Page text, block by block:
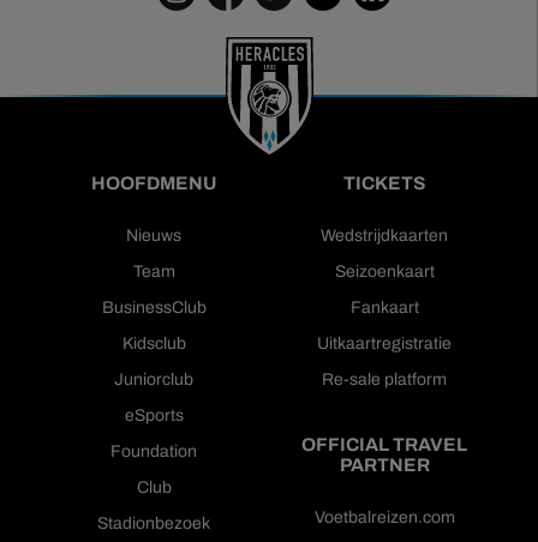
HOOFDMENU
Nieuws
Team
BusinessClub
Kidsclub
Juniorclub
eSports
Foundation
Club
Stadionbezoek
TICKETS
Wedstrijdkaarten
Seizoenkaart
Fankaart
Uitkaartregistratie
Re-sale platform
OFFICIAL TRAVEL
PARTNER
Voetbalreizen.com